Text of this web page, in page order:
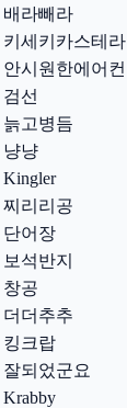
배라빼라
키세키카스테라
안시원한에어컨
검선
늙고병듬
냥냥
Kingler
찌리리공
단어장
보석반지
창공
더더추추
킹크랍
잘되었군요
Krabby